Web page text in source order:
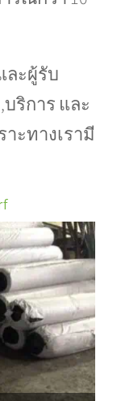
ละผู้รับ
ริการ และ
ะทางเรามี